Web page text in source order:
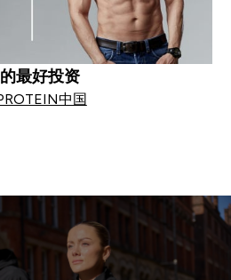
最好投资
中国